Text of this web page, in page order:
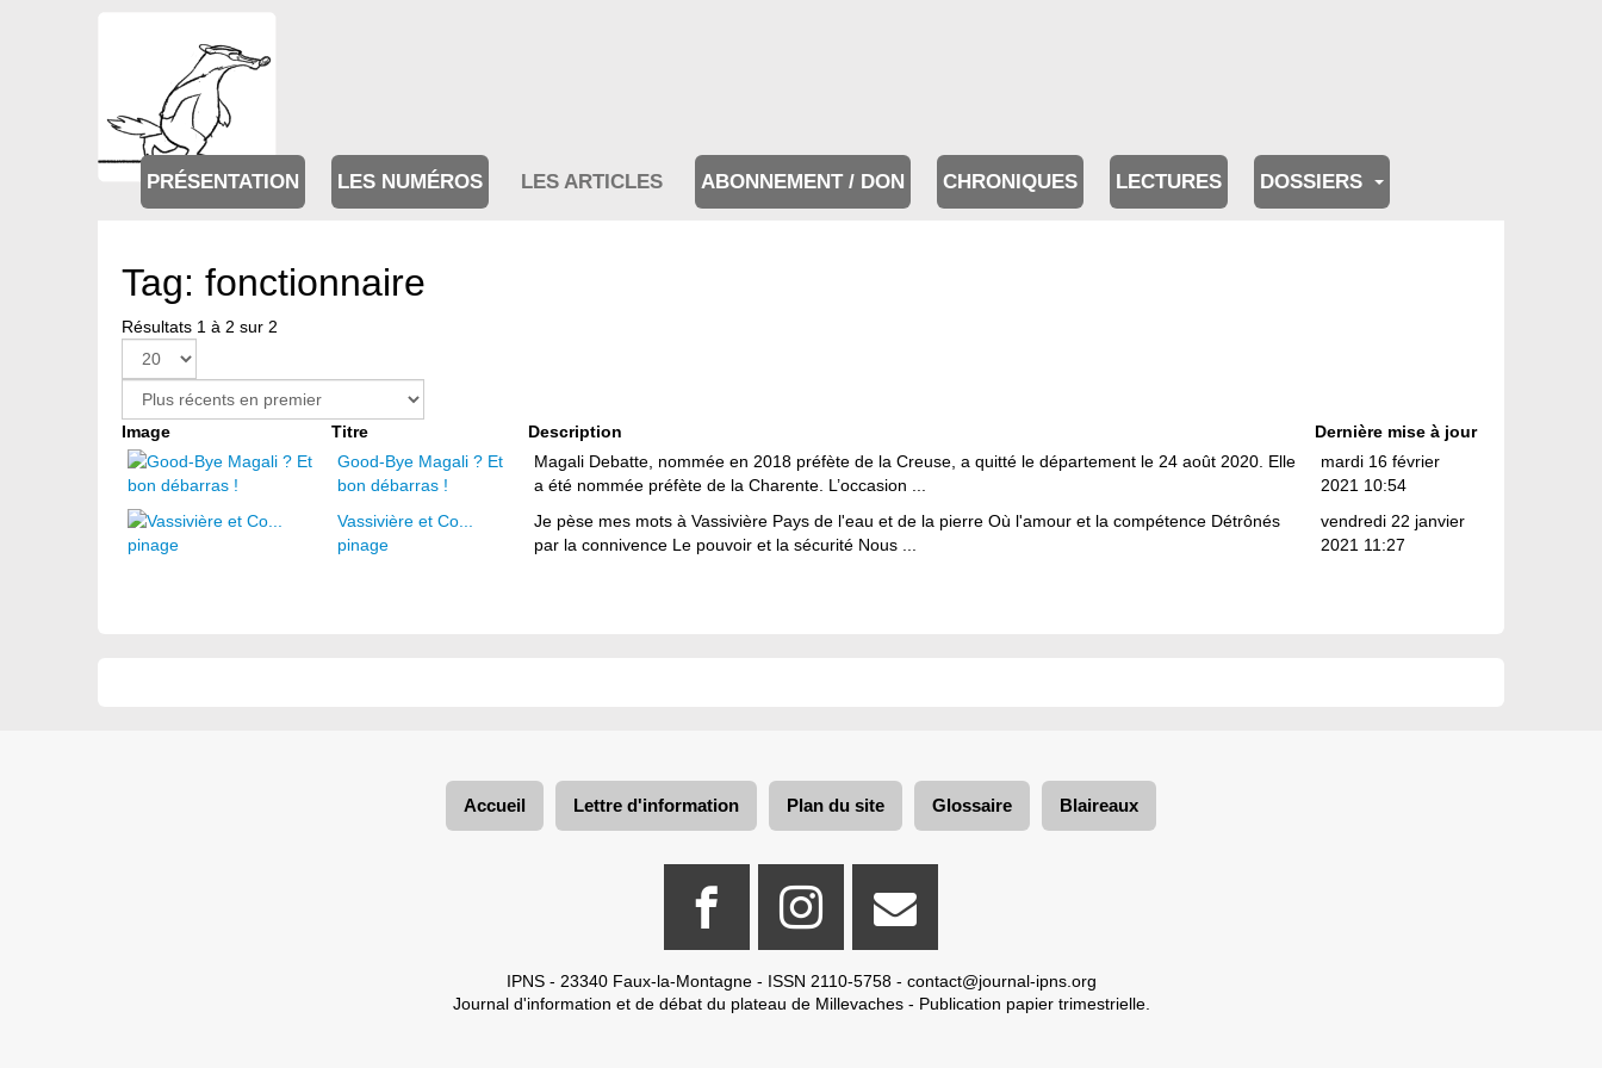
PRÉSENTATION LES NUMÉROS LES ARTICLES ABONNEMENT / DON CHRONIQUES LECTURES DOSSIERS
Tag: fonctionnaire
Résultats 1 à 2 sur 2
Image Titre Description
Dernière mise à jour
Good-Bye Magali ? Et
bon débarras !
Magali Debatte, nommée en 2018 préfète de la Creuse, a quitté le département le 24 août 2020. Elle
a été nommée préfète de la Charente. L’occasion ...
mardi 16 février
2021 10:54
Vassivière et Co...
pinage
Je pèse mes mots à Vassivière Pays de l'eau et de la pierre Où l'amour et la compétence Détrônés
par la connivence Le pouvoir et la sécurité Nous ...
vendredi 22 janvier
2021 11:27
Accueil Lettre d'information Plan du site Glossaire Blaireaux
IPNS - 23340 Faux-la-Montagne - ISSN 2110-5758 - contact@journal-ipns.org
Journal d'information et de débat du plateau de Millevaches - Publication papier trimestrielle.